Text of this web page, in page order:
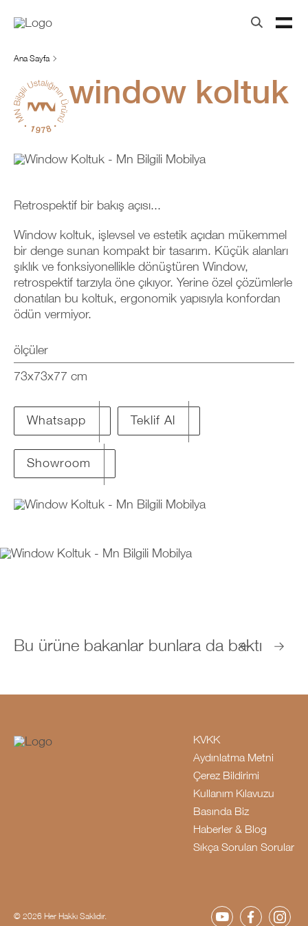
Ana Sayfa
window koltuk
Retrospektif bir bakış açısı...
Window koltuk, işlevsel ve estetik açıdan mükemmel
bir denge sunan kompakt bir tasarım. Küçük alanları
şıklık ve fonksiyonellikle dönüştüren Window,
retrospektif tarzıyla öne çıkıyor. Yerine özel çözümlerle
donatılan bu koltuk, ergonomik yapısıyla konfordan
ödün vermiyor.
ölçüler
73x73x77 cm
Whatsapp Teklif Al
Showroom
Bu ürüne bakanlar bunlara da baktı
KVKK
Aydınlatma Metni
Çerez Bildirimi
Kullanım Kılavuzu
Basında Biz
Haberler & Blog
Sıkça Sorulan Sorular
© 2026 Her Hakkı Saklıdır.